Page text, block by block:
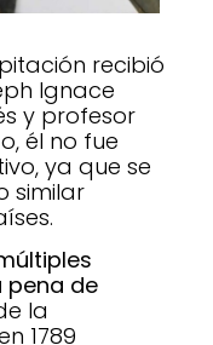
recibió
Ignace
y profesor
él no fue
ya que se
similar
pena de
la
1789